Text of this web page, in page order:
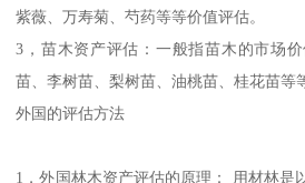
紫薇、万寿菊、芍药等等价值评估。
3，苗木资产评估：一般指苗木的市场
苗、李树苗、梨树苗、油桃苗、桂花苗等
外国的评估方法
1，外国林木资产评估的原理： 用材林是